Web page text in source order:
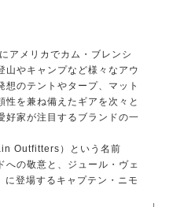
アメリカでカム・ブレンシ
山やキャンプなど様々なアウ
想のテントやタープ、マット
性を兼ね備えたギアを次々と
好家が注目するブランドの一
Outfitters）という名前
への敬意と、ジュール・ヴェ
登場するキャプテン・ニモ